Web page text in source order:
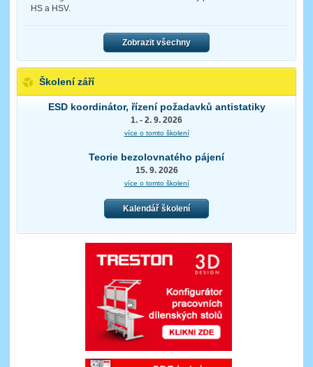
HS a HSV.
Zobrazit všechny
Školení září
ESD koordinátor, řízení požadavků antistatiky
1. - 2. 9. 2026
více o tomto školení
Teorie bezolovnatého pájení
15. 9. 2026
více o tomto školení
Kalendář školení